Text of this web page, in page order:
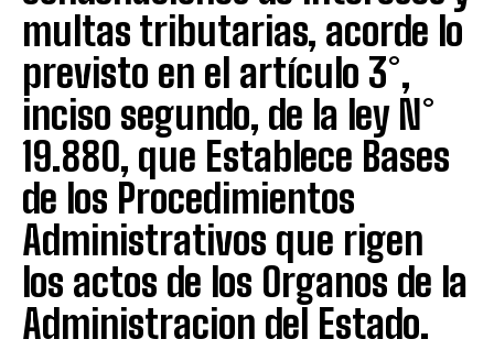
multas tributarias, acorde lo
previsto en el artículo 3°,
inciso segundo, de la ley N°
19.880, que Establece Bases
de los Procedimientos
Administrativos que rigen
los actos de los Organos de la
Administracion del Estado.